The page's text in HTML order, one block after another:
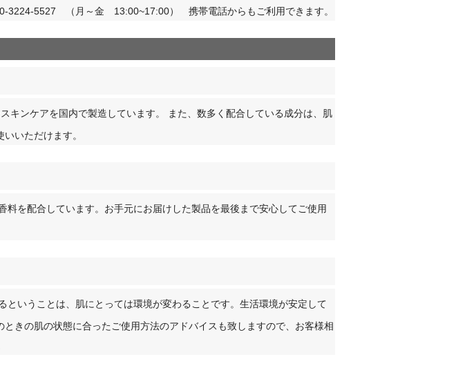
3224-5527 （月～金 13:00~17:00） 携帯電話からもご利用できます。
キンケアを国内で製造しています。 また、数多く配合している成分は、肌
いただけます。
を配合しています。お手元にお届けした製品を最後まで安心してご使用
いうことは、肌にとっては環境が変わることです。生活環境が安定して
きの肌の状態に合ったご使用方法のアドバイスも致しますので、お客様相